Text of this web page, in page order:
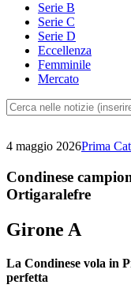
Serie B
Serie C
Serie D
Eccellenza
Femminile
Mercato
4 maggio 2026Prima
Condinese
Ortigaralefre
Girone A
La Condinese vola in
perfetta